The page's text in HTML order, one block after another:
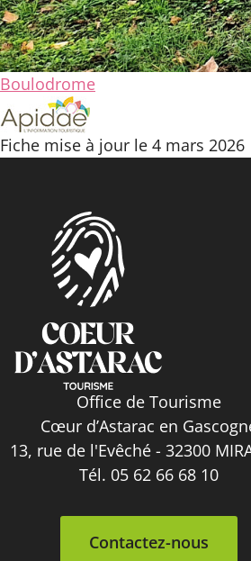
Boulodrome
Fiche mise à jour le 4 mars 2026
Office de Tourisme
Cœur d’Astarac en
13, rue de l'Evêché - 32300
Tél. 05 62 66 68 10
Contactez-nous